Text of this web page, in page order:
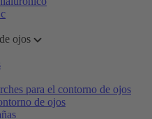
ojos
para el contorno de ojos
de ojos